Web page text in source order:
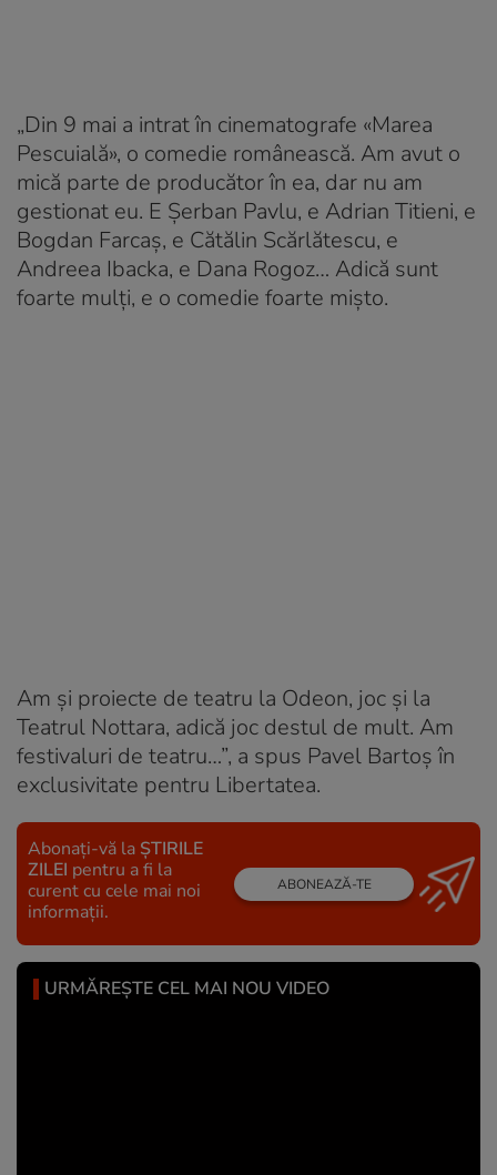
„Din 9 mai a intrat în cinematografe «Marea
Pescuială», o comedie românească. Am avut o
mică parte de producător în ea, dar nu am
gestionat eu. E Șerban Pavlu, e Adrian Titieni, e
Bogdan Farcaș, e Cătălin Scărlătescu, e
Andreea Ibacka, e Dana Rogoz… Adică sunt
foarte mulți, e o comedie foarte mișto.
Am și proiecte de teatru la Odeon, joc și la
Teatrul Nottara, adică joc destul de mult. Am
festivaluri de teatru…”, a spus Pavel Bartoș în
exclusivitate pentru Libertatea.
Abonați-vă la ȘTIRILE
ZILEI pentru a fi la
curent cu cele mai noi
informații.
ABONEAZĂ-TE
URMĂREȘTE CEL MAI NOU VIDEO